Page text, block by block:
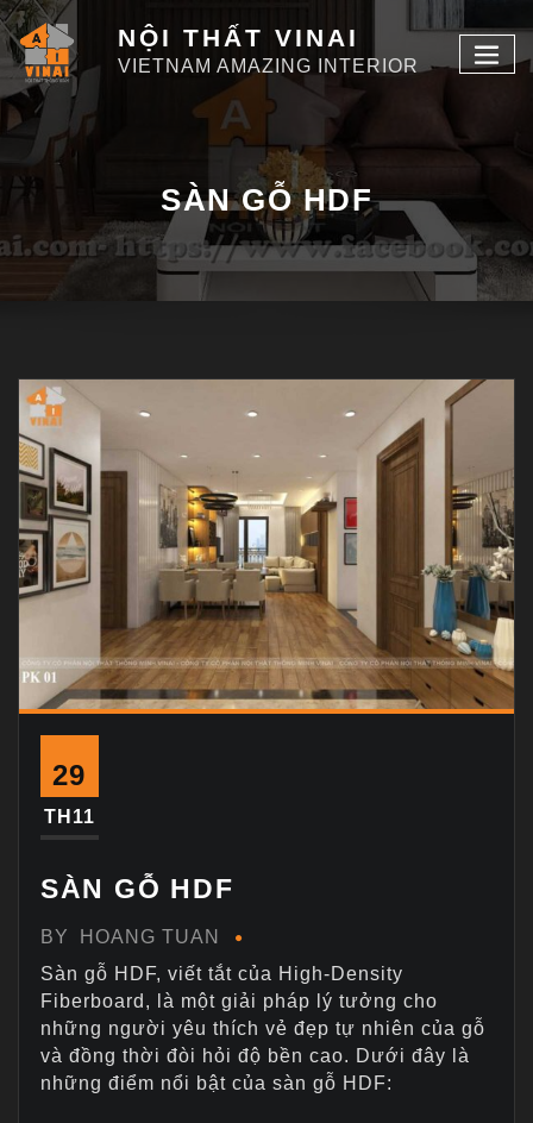
NỘI THẤT VINAI
VIETNAM AMAZING INTERIOR
SÀN GỖ HDF
29
TH11
SÀN GỖ HDF
BY
HOANG TUAN
Sàn gỗ HDF, viết tắt của High-Density
Fiberboard, là một giải pháp lý tưởng cho
những người yêu thích vẻ đẹp tự nhiên của gỗ
và đồng thời đòi hỏi độ bền cao. Dưới đây là
những điểm nổi bật của sàn gỗ HDF: